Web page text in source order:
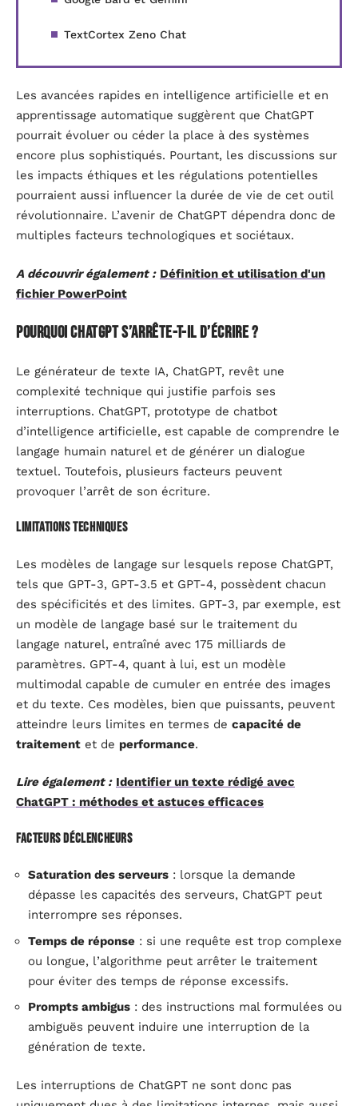
TextCortex Zeno Chat
Les avancées rapides en intelligence artificielle et en
apprentissage automatique suggèrent que ChatGPT
pourrait évoluer ou céder la place à des systèmes
encore plus sophistiqués. Pourtant, les discussions sur
les impacts éthiques et les régulations potentielles
pourraient aussi influencer la durée de vie de cet outil
révolutionnaire. L’avenir de ChatGPT dépendra donc de
multiples facteurs technologiques et sociétaux.
A découvrir également : Définition et utilisation d'un
fichier PowerPoint
Pourquoi ChatGPT s’arrête-t-il d’écrire ?
Le générateur de texte IA, ChatGPT, revêt une
complexité technique qui justifie parfois ses
interruptions. ChatGPT, prototype de chatbot
d’intelligence artificielle, est capable de comprendre le
langage humain naturel et de générer un dialogue
textuel. Toutefois, plusieurs facteurs peuvent
provoquer l’arrêt de son écriture.
Limitations techniques
Les modèles de langage sur lesquels repose ChatGPT,
tels que GPT-3, GPT-3.5 et GPT-4, possèdent chacun
des spécificités et des limites. GPT-3, par exemple, est
un modèle de langage basé sur le traitement du
langage naturel, entraîné avec 175 milliards de
paramètres. GPT-4, quant à lui, est un modèle
multimodal capable de cumuler en entrée des images
et du texte. Ces modèles, bien que puissants, peuvent
atteindre leurs limites en termes de capacité de
traitement et de performance.
Lire également : Identifier un texte rédigé avec
ChatGPT : méthodes et astuces efficaces
Facteurs déclencheurs
Saturation des serveurs : lorsque la demande
dépasse les capacités des serveurs, ChatGPT peut
interrompre ses réponses.
Temps de réponse : si une requête est trop complexe
ou longue, l’algorithme peut arrêter le traitement
pour éviter des temps de réponse excessifs.
Prompts ambigus : des instructions mal formulées ou
ambiguës peuvent induire une interruption de la
génération de texte.
Les interruptions de ChatGPT ne sont donc pas